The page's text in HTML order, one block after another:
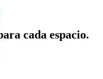
cada espacio.